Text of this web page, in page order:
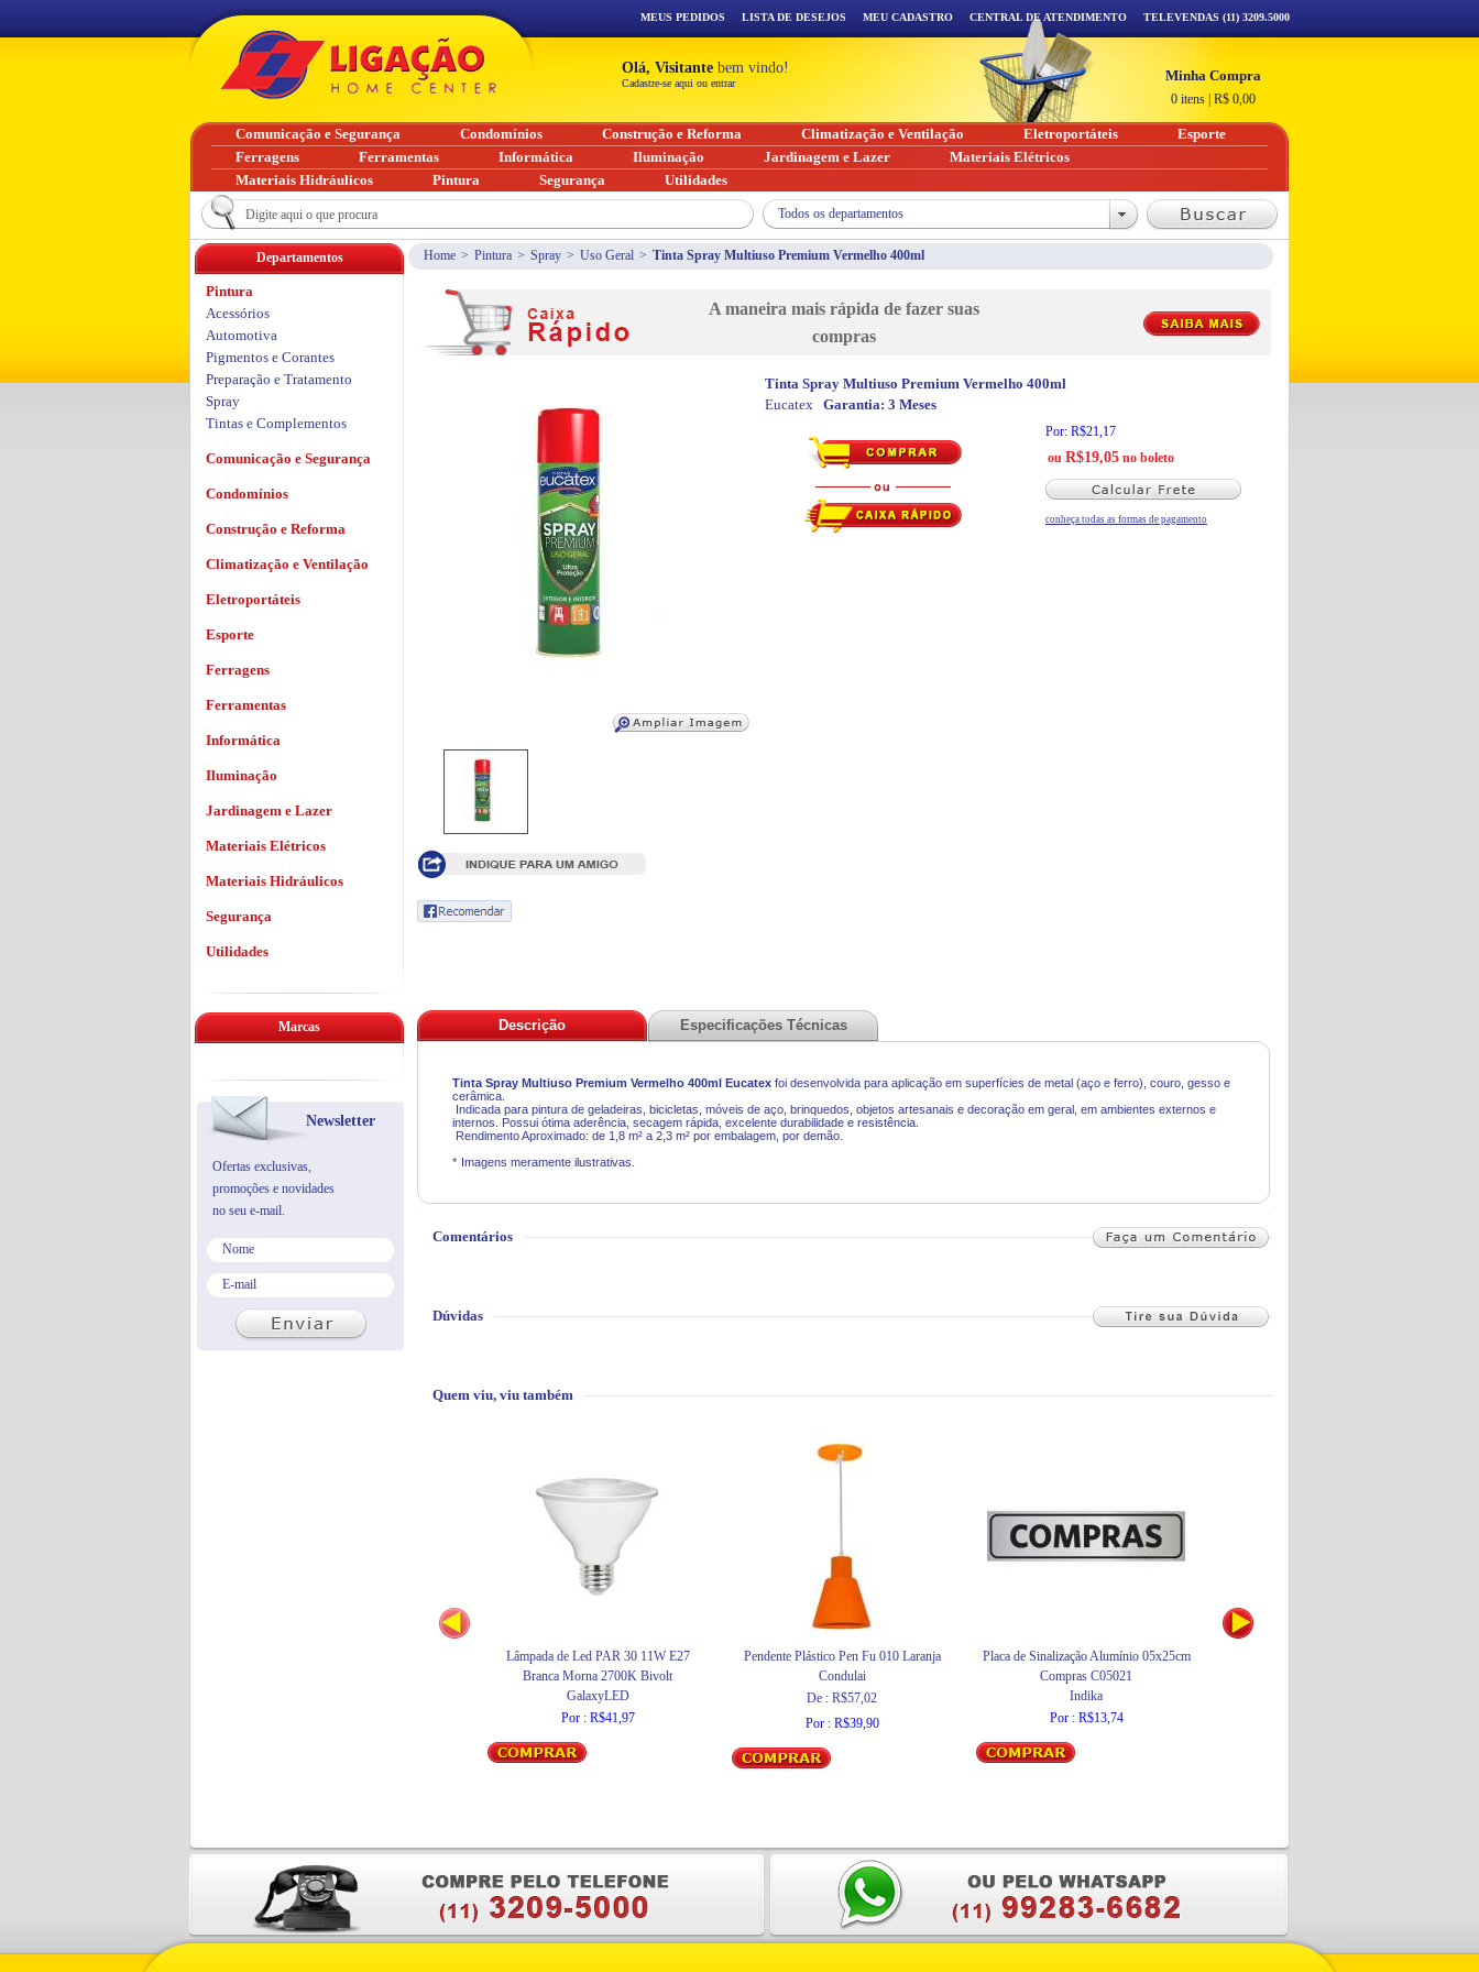
Home > Pintura > Spray > Uso Geral > Tinta Spray Multiuso Premium Vermelho 400ml
A maneira mais rápida de fazer suas
compras
Tinta Spray Multiuso Premium Vermelho 400ml
Eucatex Garantia: 3 Meses
Por: R$21,17
ou R$19,05 no boleto
conheça todas as formas de pagamento
Descrição Especificações Técnicas
Tinta Spray Multiuso Premium Vermelho 400ml Eucatex foi desenvolvida para aplicação em superfícies de metal (aço e ferro), couro, gesso e
cerâmica.
Indicada para pintura de geladeiras, bicicletas, móveis de aço, brinquedos, objetos artesanais e decoração em geral, em ambientes externos e
internos. Possui ótima aderência, secagem rápida, excelente durabilidade e resistência.
Rendimento Aproximado: de 1,8 m² a 2,3 m² por embalagem, por demão.
* Imagens meramente ilustrativas.
Comentários
Dúvidas
Quem viu, viu também
Lâmpada de Led PAR 30 11W E27
Branca Morna 2700K Bivolt
GalaxyLED
Por : R$41,97
Pendente Plástico Pen Fu 010 Laranja
Condulai
De : R$57,02
Por : R$39,90
Placa de Sinalização Alumínio 05x25cm
Compras C05021
Indika
Por : R$13,74
Departamentos
Pintura
Acessórios
Automotiva
Pigmentos e Corantes
Preparação e Tratamento
Spray
Tintas e Complementos
Comunicação e Segurança
Condomínios
Construção e Reforma
Climatização e Ventilação
Eletroportáteis
Esporte
Ferragens
Ferramentas
Informática
Iluminação
Jardinagem e Lazer
Materiais Elétricos
Materiais Hidráulicos
Segurança
Utilidades
Marcas
Newsletter
Ofertas exclusivas,
promoções e novidades
no seu e-mail.
MEUS PEDIDOS LISTA DE DESEJOS MEU CADASTRO CENTRAL DE ATENDIMENTO TELEVENDAS (11) 3209.5000
Olá, Visitante bem vindo!
Cadastre-se aqui ou entrar Minha Compra
0 itens R$ 0,00
Comunicação e Segurança Condomínios Construção e Reforma Climatização e Ventilação Eletroportáteis
Esporte
Ferragens
Ferramentas Informática Iluminação Jardinagem e Lazer
Materiais Elétricos
Materiais Hidráulicos
Pintura Segurança Utilidades
Todos os departamentos